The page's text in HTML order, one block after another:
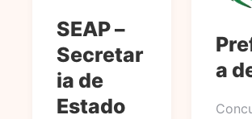
SEAP –
Secretar
ia de
Estado
a